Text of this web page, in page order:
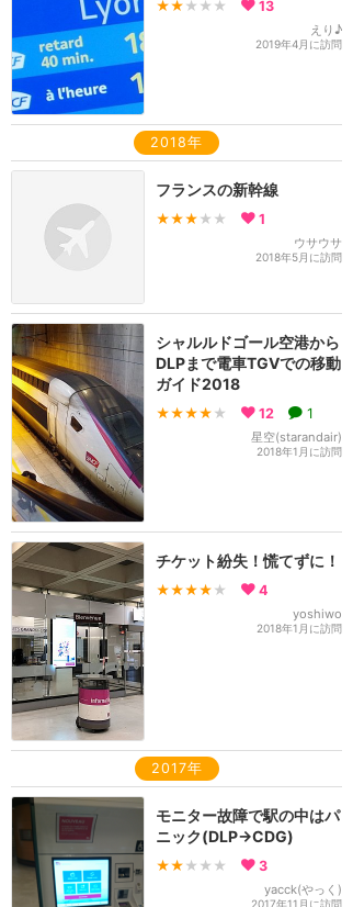
★★ ★★★ 13
えり♪
2019年4月に訪問
2018年
フランスの新幹線
★★★ ★★ 1
ウサウサ
2018年5月に訪問
シャルルドゴール空港から
DLPまで電車TGVでの移動
ガイド2018
★★★★ ★ 12 1
星空(starandair)
2018年1月に訪問
チケット紛失！慌てずに！
★★★★ ★ 4
yoshiwo
2018年1月に訪問
2017年
モニター故障で駅の中はパ
ニック(DLP→CDG)
★★ ★★★ 3
yacck(やっく)
2017年11月に訪問